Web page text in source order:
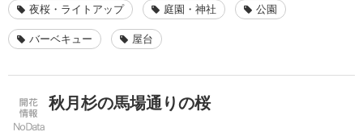
夜桜・ライトアップ 庭園・神社 公園
バーベキュー 屋台
秋月杉の馬場通りの桜